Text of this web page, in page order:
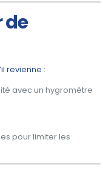
de
revienne :
avec un hygromètre
pour limiter les